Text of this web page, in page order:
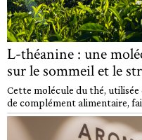
L-théanine : une
sur le sommeil et le
Cette molécule du thé, utilisée
de complément alimentaire,